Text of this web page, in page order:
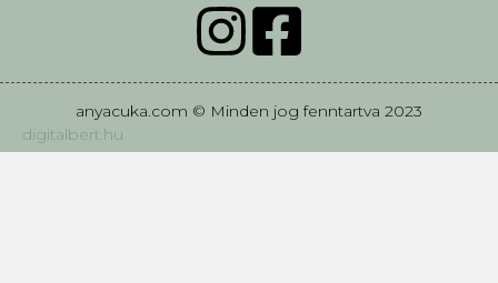
anyacuka.com © Minden jog fenntartva 2023
digitalbert.hu